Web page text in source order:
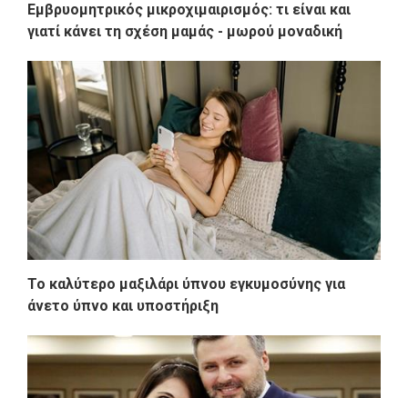
Εμβρυομητρικός μικροχιμαιρισμός: τι είναι και
γιατί κάνει τη σχέση μαμάς - μωρού μοναδική
Το καλύτερο μαξιλάρι ύπνου εγκυμοσύνης για
άνετο ύπνο και υποστήριξη